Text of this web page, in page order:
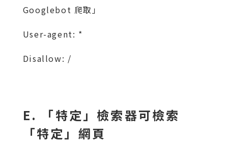
Googlebot 爬取」
User-agent: *
Disallow: /
E. 「特定」檢索器可檢索
「特定」網頁